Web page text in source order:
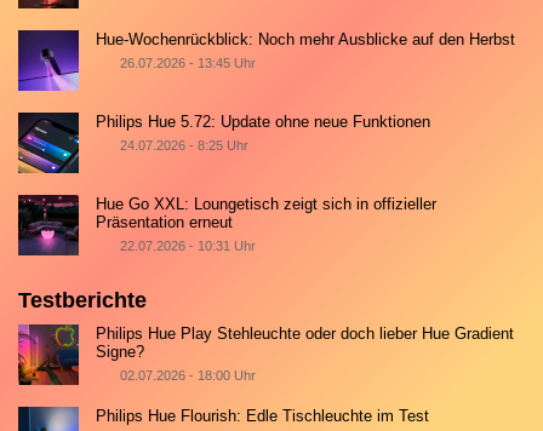
Hue-Wochenrückblick: Noch mehr Ausblicke auf den Herbst
26.07.2026 - 13:45 Uhr
Philips Hue 5.72: Update ohne neue Funktionen
24.07.2026 - 8:25 Uhr
Hue Go XXL: Loungetisch zeigt sich in offizieller
Präsentation erneut
22.07.2026 - 10:31 Uhr
Testberichte
Philips Hue Play Stehleuchte oder doch lieber Hue Gradient
Signe?
02.07.2026 - 18:00 Uhr
Philips Hue Flourish: Edle Tischleuchte im Test